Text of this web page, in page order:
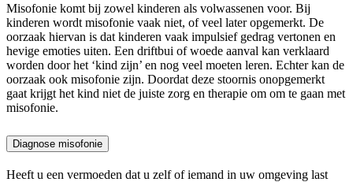
Misofonie komt bij zowel kinderen als volwassenen voor. Bij
kinderen wordt misofonie vaak niet, of veel later opgemerkt. De
oorzaak hiervan is dat kinderen vaak impulsief gedrag vertonen en
hevige emoties uiten. Een driftbui of woede aanval kan verklaard
worden door het ‘kind zijn’ en nog veel moeten leren. Echter kan de
oorzaak ook misofonie zijn. Doordat deze stoornis onopgemerkt
gaat krijgt het kind niet de juiste zorg en therapie om om te gaan met
misofonie.
Diagnose misofonie
Heeft u een vermoeden dat u zelf of iemand in uw omgeving last